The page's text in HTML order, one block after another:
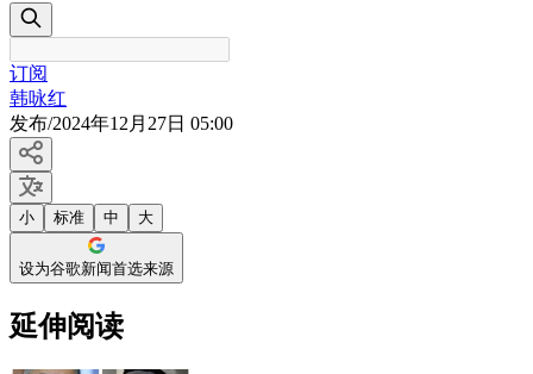
订阅
韩咏红
发布/2024年12月27日 05:00
小 标准 中 大
设为谷歌新闻首选来源
延伸阅读